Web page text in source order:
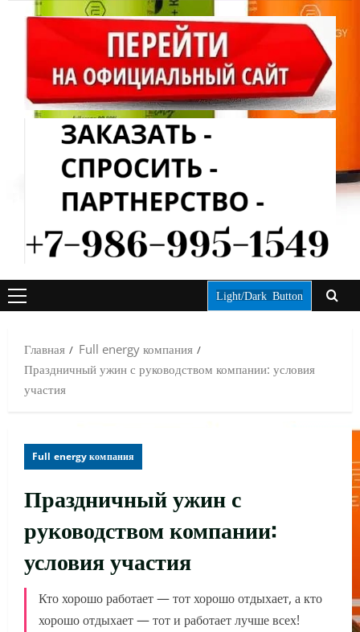
ОСНОВНОЕ
Light/Dark Button
Главная
Full energy компания
Праздничный ужин с руководством компании: условия
участия
Full energy компания
Праздничный ужин с
руководством компании:
условия участия
Кто хорошо работает — тот хорошо отдыхает, а кто
хорошо отдыхает — тот и работает лучше всех!